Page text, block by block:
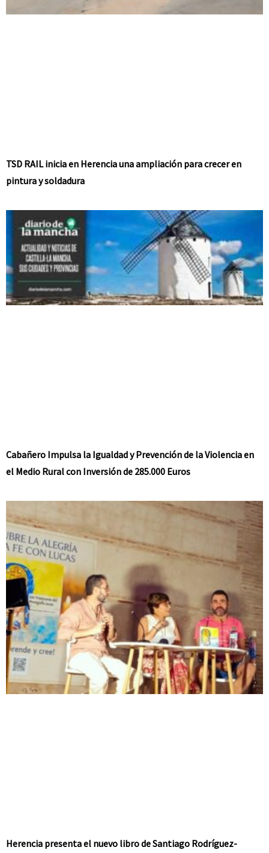
TSD RAIL inicia en Herencia una ampliación para crecer en
pintura y soldadura
Cabañero Impulsa la Igualdad y Prevención de la Violencia en
el Medio Rural con Inversión de 285.000 Euros
Herencia presenta el nuevo libro de Santiago Rodríguez-